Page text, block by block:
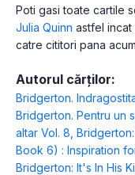
Poti gasi toate cartile
Julia Quinn astfel
catre cititori pana
Autorul cărților:
Bridgerton.
Bridgerton. Pentru un
altar Vol. 8
Book 6) : Inspiration
Bridgerton: It's In His